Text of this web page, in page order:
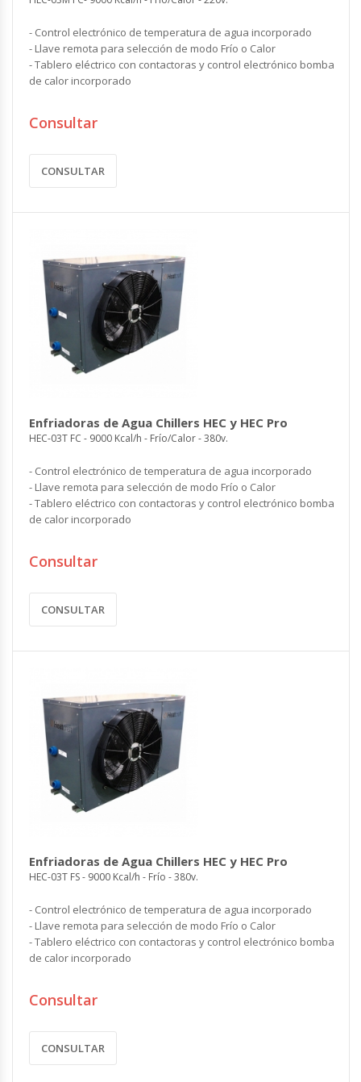
- Control electrónico de temperatura de agua incorporado
- Llave remota para selección de modo Frío o Calor
- Tablero eléctrico con contactoras y control electrónico bomba
de calor incorporado
Consultar
CONSULTAR
Enfriadoras de Agua Chillers HEC y HEC Pro
HEC-03T FC - 9000 Kcal/h - Frío/Calor - 380v.
- Control electrónico de temperatura de agua incorporado
- Llave remota para selección de modo Frío o Calor
- Tablero eléctrico con contactoras y control electrónico bomba
de calor incorporado
Consultar
CONSULTAR
Enfriadoras de Agua Chillers HEC y HEC Pro
HEC-03T FS - 9000 Kcal/h - Frío - 380v.
- Control electrónico de temperatura de agua incorporado
- Llave remota para selección de modo Frío o Calor
- Tablero eléctrico con contactoras y control electrónico bomba
de calor incorporado
Consultar
CONSULTAR